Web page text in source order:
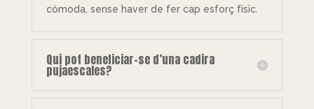
còmoda, sense haver de fer cap esforç físic.
Qui pot beneficiar-se d’una cadira
pujaescales?